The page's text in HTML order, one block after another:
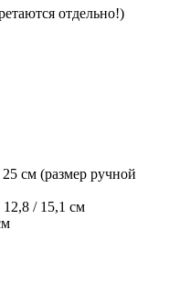
отдельно!)
см (размер ручной
12,8 / 15,1 см